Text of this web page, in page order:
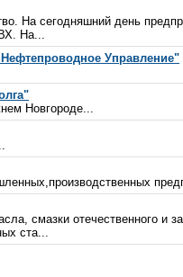
На сегодняшний день
На...
Управление"
Новгороде...
смазки отечественного и
ста...